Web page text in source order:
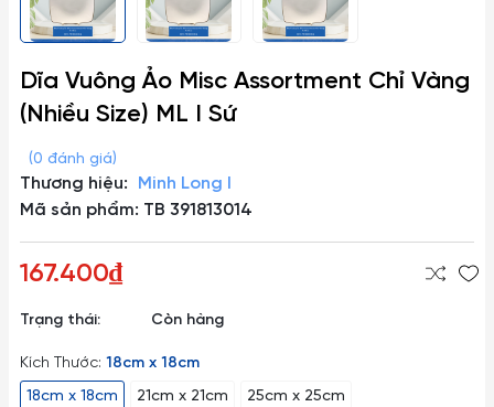
Dĩa Vuông Ảo Misc Assortment Chỉ Vàng
(Nhiều Size) ML I Sứ
(0 đánh giá)
Thương hiệu:
Minh Long I
Mã sản phẩm: TB 391813014
167.400₫
Trạng thái: Còn hàng
Kích Thước: 18cm x 18cm
18cm x 18cm
21cm x 21cm 25cm x 25cm